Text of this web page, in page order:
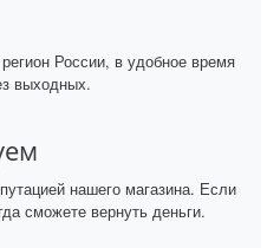
России, в удобное время
выходных.
нашего магазина. Если
сможете вернуть деньги.